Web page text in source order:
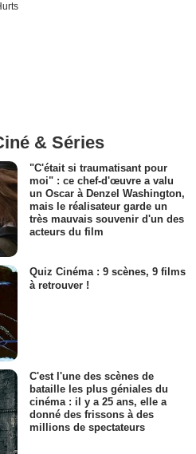
& Séries
"C'était si traumatisant pour
moi" : ce chef-d'œuvre a valu
un Oscar à Denzel Washington,
mais le réalisateur garde un
très mauvais souvenir d'un des
acteurs du film
Quiz Cinéma : 9 scènes, 9 films
à retrouver !
C'est l'une des scènes de
bataille les plus géniales du
cinéma : il y a 25 ans, elle a
donné des frissons à des
millions de spectateurs